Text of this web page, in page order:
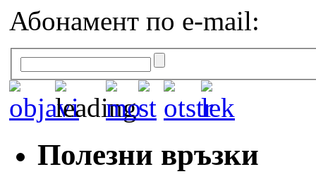
Абонамент по e-mail:
Полезни връзки